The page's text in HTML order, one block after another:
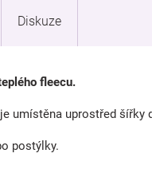
Diskuze
fleecu.
umístěna uprostřed šířky
postýlky.